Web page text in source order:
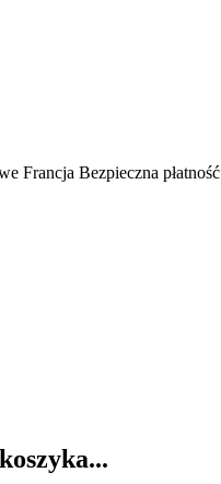
Francja Bezpieczna płatność